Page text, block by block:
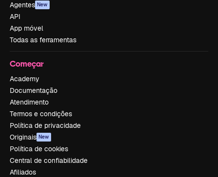
Agentes New
API
App móvel
Todas as ferramentas
Começar
Academy
Documentação
Atendimento
Termos e condições
Política de privacidade
Originais New
Política de cookies
Central de confiabilidade
Afiliados